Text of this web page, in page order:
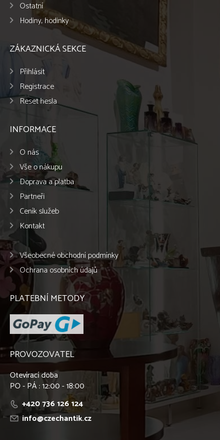
Ostatní
Hodiny, hodinky
ZÁKAZNICKÁ SEKCE
Přihlásit
Registrace
Reset hesla
INFORMACE
O nás
Vše o nákupu
Doprava a platba
Partneři
Ceník služeb
Kontakt
Všeobecné obchodní podmínky
Ochrana osobních údajů
PLATEBNÍ METODY
PROVOZOVATEL
Otevírací doba
PO - PÁ : 12:00 - 18:00
+420 736 126 124
info@czechantik.cz